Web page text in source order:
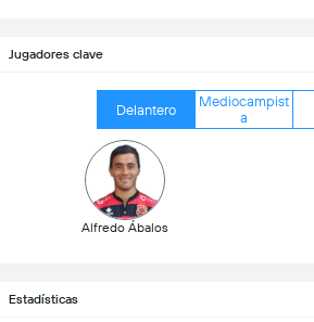
Jugadores clave
Delantero
Mediocampist
a
Alfredo Ábalos
Estadísticas